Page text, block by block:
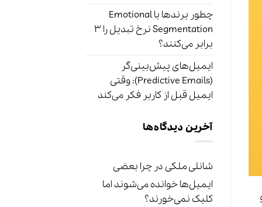
چطور برندها با Emotional
Segmentation نرخ تبدیل را ۳
برابر می‌کنند؟
ایمیل‌های پیش‌بینی‌گر
(Predictive Emails): وقتی
ایمیل قبل از کاربر فکر می‌کند
آخرین دیدگاه‌ها
شانلی ملکی درچرا بعضی
ایمیل‌ها خوانده می‌شوند اما
کلیک نمی‌خورند؟